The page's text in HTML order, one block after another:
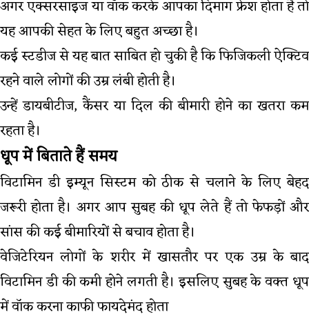
अगर एक्सरसाइज या वॉक करके आपका दिमाग फ्रेश होता है तो
यह आपकी सेहत के लिए बहुत अच्छा है।
कई स्टडीज से यह बात साबित हो चुकी है कि फिजिकली ऐक्टिव
रहने वाले लोगों की उम्र लंबी होती है।
उन्हें डायबीटीज, कैंसर या दिल की बीमारी होने का खतरा कम
रहता है।
धूप में बिताते हैं समय
विटामिन डी इम्यून सिस्टम को ठीक से चलाने के लिए बेहद
जरूरी होता है। अगर आप सुबह की धूप लेते हैं तो फेफड़ों और
सांस की कई बीमारियों से बचाव होता है।
वेजिटेरियन लोगों के शरीर में खासतौर पर एक उम्र के बाद
विटामिन डी की कमी होने लगती है। इसलिए सुबह के वक्त धूप
में वॉक करना काफी फायदेमंद होता